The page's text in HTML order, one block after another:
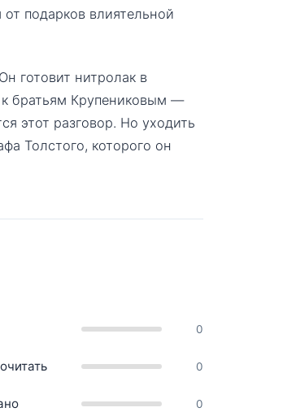
подарков влиятельной
готовит нитролак в
братьям Крупениковым —
этот разговор. Но уходить
Толстого, которого он
0
0
0